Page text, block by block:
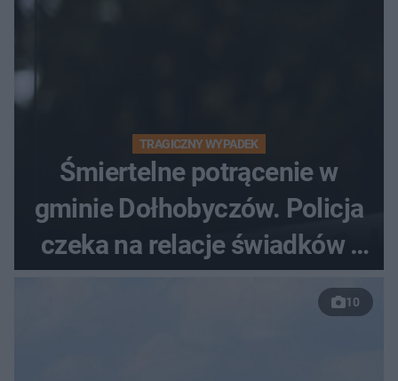
TRAGICZNY WYPADEK
Śmiertelne potrącenie w
gminie Dołhobyczów. Policja
czeka na relacje świadków i
nagrania z kamer
10